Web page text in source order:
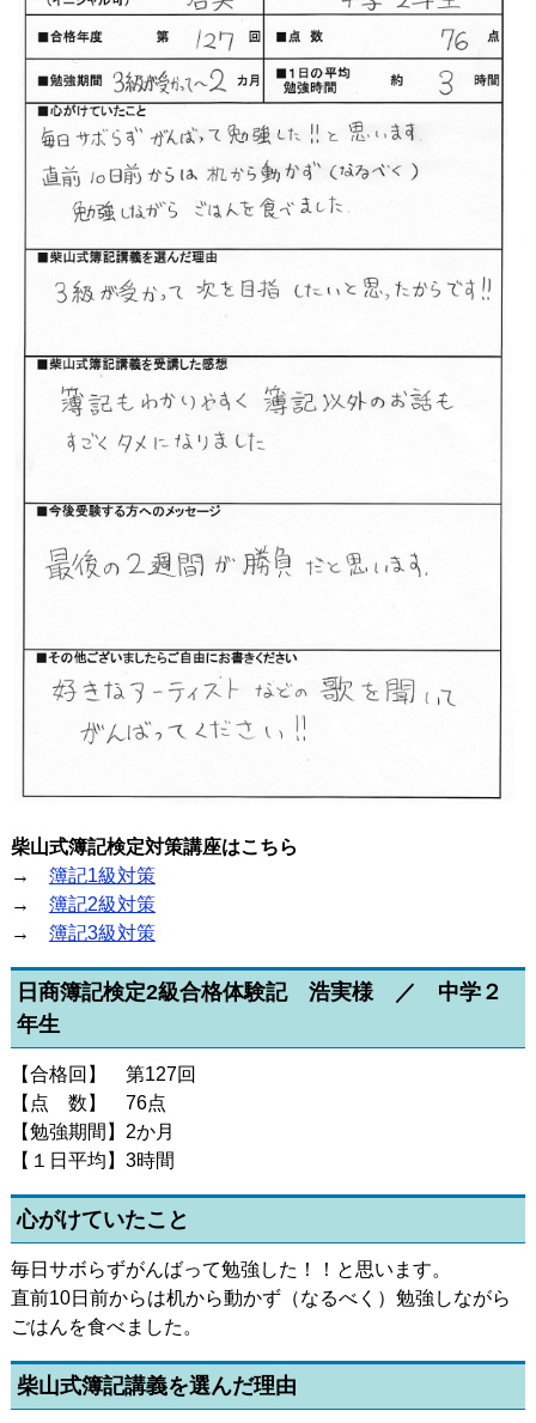
柴山式簿記検定対策講座はこちら
→ 簿記1級対策
→ 簿記2級対策
→ 簿記3級対策
日商簿記検定2級合格体験記 浩実様 ／ 中学２
年生
【合格回】 第127回
【点 数】 76点
【勉強期間】2か月
【１日平均】3時間
心がけていたこと
毎日サボらずがんばって勉強した！！と思います。
直前10日前からは机から動かず（なるべく）勉強しながら
ごはんを食べました。
柴山式簿記講義を選んだ理由